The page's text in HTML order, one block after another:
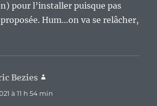
pour l’installer puisque pas
Hum…on va se relâcher,
Bezies
à 11 h 54 min